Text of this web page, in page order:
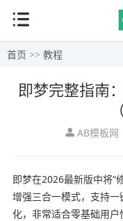
首页 >> 教程
即梦完整指南
AB模板网
即梦在2026最新版中将“
增强三合一模式，支持
化，非常适合零基础用户